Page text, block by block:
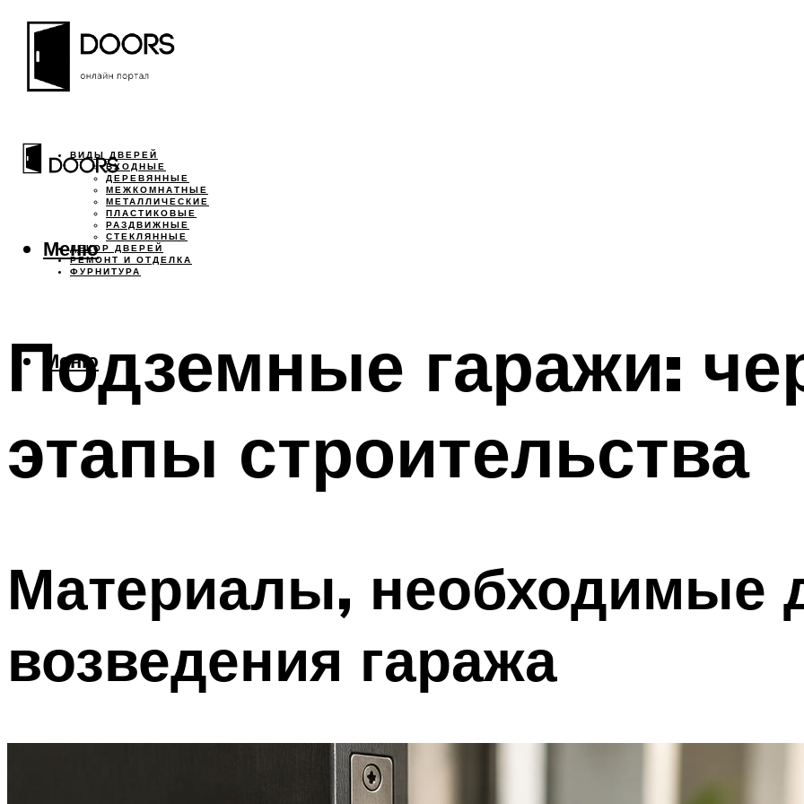
ВИДЫ ДВЕРЕЙ
ВХОДНЫЕ
ДЕРЕВЯННЫЕ
МЕЖКОМНАТНЫЕ
МЕТАЛЛИЧЕСКИЕ
ПЛАСТИКОВЫЕ
РАЗДВИЖНЫЕ
СТЕКЛЯННЫЕ
ДЕКОР ДВЕРЕЙ
РЕМОНТ И ОТДЕЛКА
ФУРНИТУРА
Меню
Меню
Подземные гаражи:
этапы строительства
Материалы, необходимые
возведения гаража